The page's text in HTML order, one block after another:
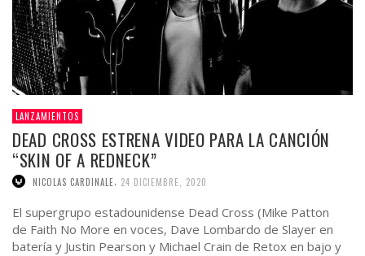
LANZAMIENTOS
DEAD CROSS ESTRENA VIDEO PARA LA CANCIÓN
“SKIN OF A REDNECK”
NICOLAS CARDINALE 24 DICIEMBRE, 2020
El supergrupo estadounidense Dead Cross (Mike Patton
de Faith No More en voces, Dave Lombardo de Slayer en
batería y Justin Pearson y Michael Crain de Retox en bajo y